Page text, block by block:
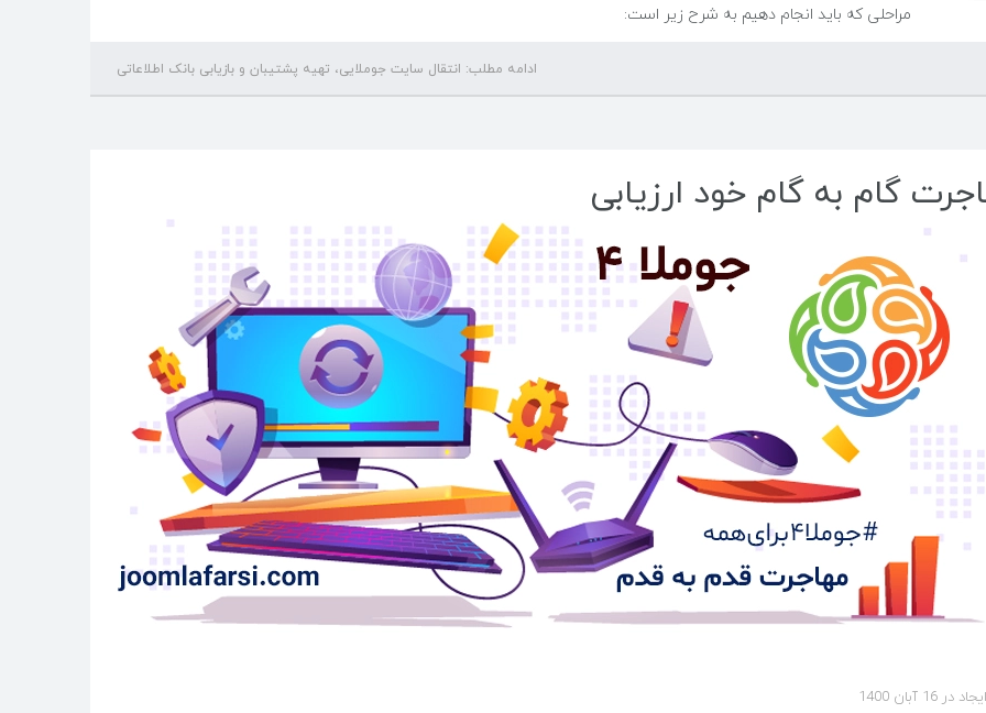
مراحلی که باید انجام دهیم به شرح زیر است:
ادامه مطلب: انتقال سایت جوملایی، تهیه پشتیبان و بازیابی بانک اطلاعاتی
گام به گام خود ارزیابی
16 آبان 1400